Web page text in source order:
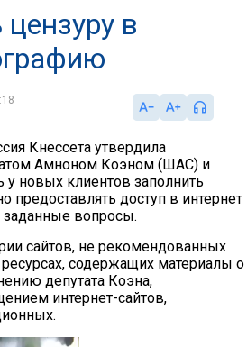
в
Кнессета утвердила
Амноном Коэном (ШАС) и
новых клиентов заполнить
предоставлять доступ в интернет
заданные вопросы.
сайтов, не рекомендованных
содержащих материалы о
депутата Коэна,
интернет-сайтов,